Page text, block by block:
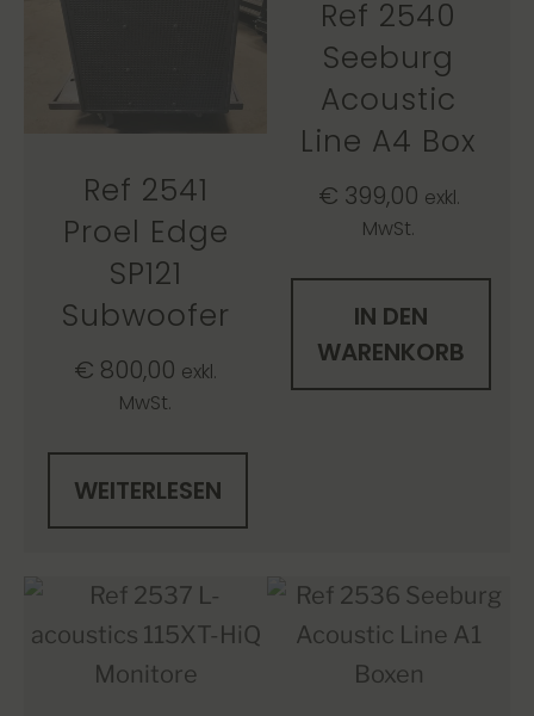
Ref 2541
Proel Edge
SP121
Subwoofer
€ 800,00 exkl.
MwSt.
WEITERLESEN
Ref 2540
Seeburg
Acoustic
Line A4 Box
€ 399,00 exkl.
MwSt.
IN DEN
WARENKORB